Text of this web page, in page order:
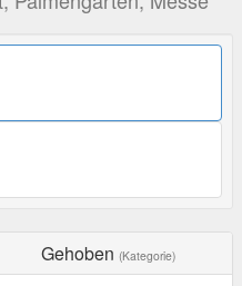
Gehoben (Kategorie)